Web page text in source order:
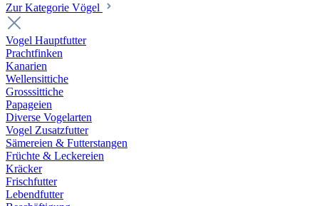
Zur Kategorie Vögel
Vogel Hauptfutter
Prachtfinken
Kanarien
Wellensittiche
Grosssittiche
Papageien
Diverse Vogelarten
Vogel Zusatzfutter
Sämereien & Futterstangen
Früchte & Leckereien
Kräcker
Frischfutter
Lebendfutter